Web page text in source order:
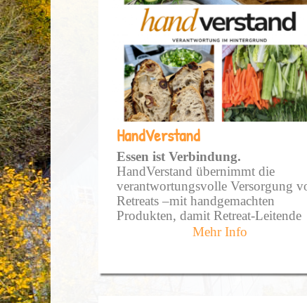
HandVerstand
Essen ist Verbindung.
HandVerstand übernimmt die
verantwortungsvolle Versorgung
Retreats –mit handgemachten
Produkten, damit Retreat-Leitende
Sicherheit haben
In Retreat- und Seminarsettings
Mehr Info